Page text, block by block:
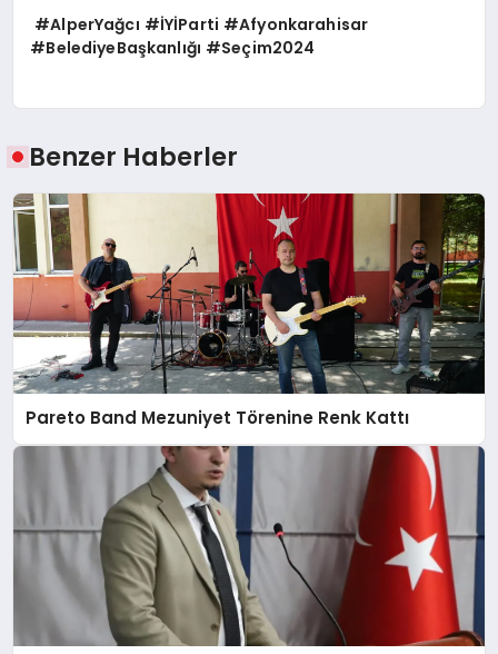
#AlperYağcı #İYİParti #Afyonkarahisar
#BelediyeBaşkanlığı #Seçim2024
Benzer Haberler
Pareto Band Mezuniyet Törenine Renk Kattı